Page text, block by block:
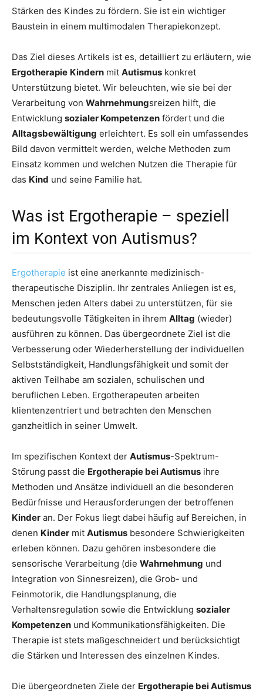
Stärken des Kindes zu fördern. Sie ist ein wichtiger
Baustein in einem multimodalen Therapiekonzept.
Das Ziel dieses Artikels ist es, detailliert zu erläutern, wie
Ergotherapie Kindern mit Autismus konkret
Unterstützung bietet. Wir beleuchten, wie sie bei der
Verarbeitung von Wahrnehmungsreizen hilft, die
Entwicklung sozialer Kompetenzen fördert und die
Alltagsbewältigung erleichtert. Es soll ein umfassendes
Bild davon vermittelt werden, welche Methoden zum
Einsatz kommen und welchen Nutzen die Therapie für
das Kind und seine Familie hat.
Was ist Ergotherapie – speziell
im Kontext von Autismus?
Ergotherapie ist eine anerkannte medizinisch-
therapeutische Disziplin. Ihr zentrales Anliegen ist es,
Menschen jeden Alters dabei zu unterstützen, für sie
bedeutungsvolle Tätigkeiten in ihrem Alltag (wieder)
ausführen zu können. Das übergeordnete Ziel ist die
Verbesserung oder Wiederherstellung der individuellen
Selbstständigkeit, Handlungsfähigkeit und somit der
aktiven Teilhabe am sozialen, schulischen und
beruflichen Leben. Ergotherapeuten arbeiten
klientenzentriert und betrachten den Menschen
ganzheitlich in seiner Umwelt.
Im spezifischen Kontext der Autismus-Spektrum-
Störung passt die Ergotherapie bei Autismus ihre
Methoden und Ansätze individuell an die besonderen
Bedürfnisse und Herausforderungen der betroffenen
Kinder an. Der Fokus liegt dabei häufig auf Bereichen, in
denen Kinder mit Autismus besondere Schwierigkeiten
erleben können. Dazu gehören insbesondere die
sensorische Verarbeitung (die Wahrnehmung und
Integration von Sinnesreizen), die Grob- und
Feinmotorik, die Handlungsplanung, die
Verhaltensregulation sowie die Entwicklung sozialer
Kompetenzen und Kommunikationsfähigkeiten. Die
Therapie ist stets maßgeschneidert und berücksichtigt
die Stärken und Interessen des einzelnen Kindes.
Die übergeordneten Ziele der Ergotherapie bei Autismus